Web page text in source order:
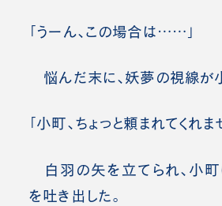
「うーん、この場合は……」
悩んだ末に、妖夢の視線が
「小町、ちょっと頼まれてくれま
白羽の矢を立てられ、小
を吐き出した。